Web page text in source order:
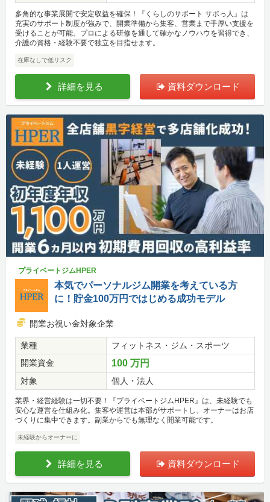
多角的な事業展開で安定収益を確保！『くらしのサポート サポっ人』は
充実のサポート制度が強みで、開業準備から集客、営業まで手厚い支援を
受けることが可能。プロによる研修を通して確かなノウハウを習得でき、
介護の資格・経験不要で独立を目指せます。
在庫なしで低リスク
詳細を見る 資料ダウンロード
プライベートジムHPER
本気でパーソナルジム開業を考えている方
に！貯金100万円ではじめる成功モデル
開業お祝い金対象企業
業種
フィットネス・ジム・スポーツ
開業資金
100 万円
対象 個人・法人
業界・経営経験は一切不要！『プライベートジムHPER』は、未経験でも
安心な運営を仕組み化。集客や運営は本部がサポートし、オーナーはお店
づくりに集中できます。副業からでも無理なく開業可能です。
未経験からオーナーに
詳細を見る 資料ダウンロード